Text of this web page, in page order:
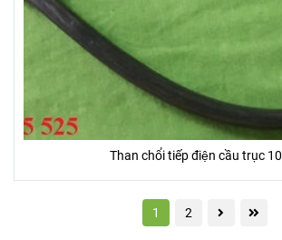
Than chổi tiếp điện cầu trục
1 2